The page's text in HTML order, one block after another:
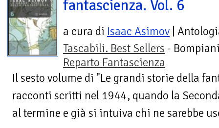
fantascienza. Vol. 6
a cura di Isaac Asimov |
Tascabili. Best Sellers -
Reparto Fantascienza
Il sesto volume di "Le grandi storie della
racconti scritti nel 1944, quando la
al termine e già si intuiva chi ne sarebbe